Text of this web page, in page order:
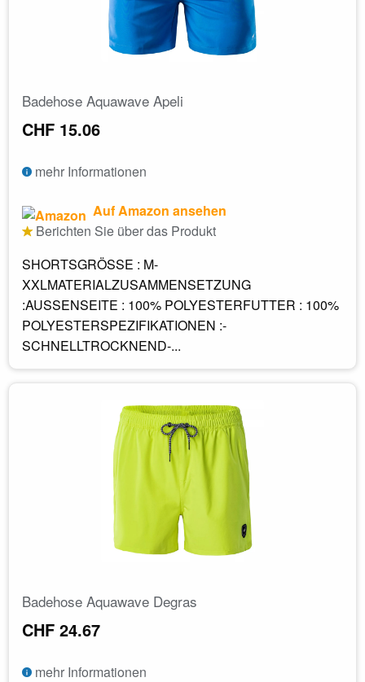
Badehose Aquawave Apeli
CHF 15.06
mehr Informationen
Auf Amazon ansehen
Berichten Sie über das Produkt
SHORTSGRÖSSE : M-
XXLMATERIALZUSAMMENSETZUNG
:AUSSENSEITE : 100% POLYESTERFUTTER : 100%
POLYESTERSPEZIFIKATIONEN :-
SCHNELLTROCKNEND-...
Badehose Aquawave Degras
CHF 24.67
mehr Informationen